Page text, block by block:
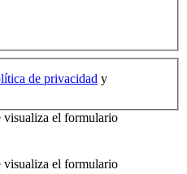
de privacidad y
visualiza el formulario
visualiza el formulario